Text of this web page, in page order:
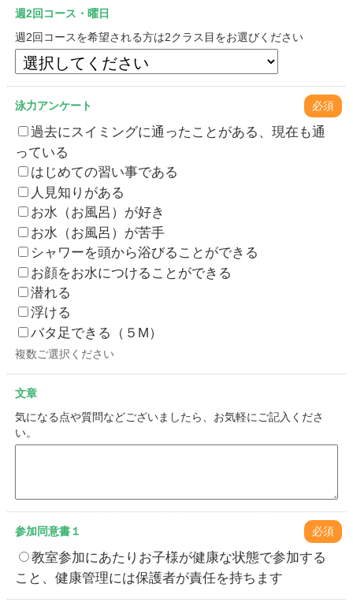
週2回コース・曜日
週2回コースを希望される方は2クラス目をお選びください
泳力アンケート 必須
過去にスイミングに通ったことがある、現在も通
っている
はじめての習い事である
人見知りがある
お水（お風呂）が好き
お水（お風呂）が苦手
シャワーを頭から浴びることができる
お顔をお水につけることができる
潜れる
浮ける
バタ足できる（５M）
複数ご選択ください
文章
気になる点や質問などございましたら、お気軽にご記入くださ
い。
参加同意書１ 必須
教室参加にあたりお子様が健康な状態で参加する
こと、健康管理には保護者が責任を持ちます